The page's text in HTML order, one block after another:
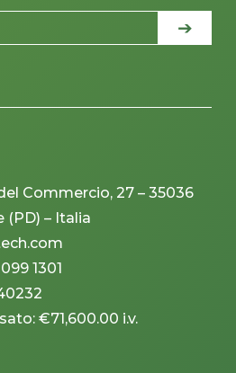
Commercio, 27 – 35036
– Italia
1301
€71,600.00 i.v.